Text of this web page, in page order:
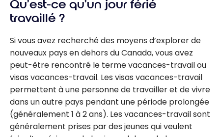
Qu’est-ce qu’un jour férié
travaillé ?
Si vous avez recherché des moyens d’explorer de
nouveaux pays en dehors du Canada, vous avez
peut-être rencontré le terme vacances-travail ou
visas vacances-travail. Les visas vacances-travail
permettent à une personne de travailler et de vivre
dans un autre pays pendant une période prolongée
(généralement 1 à 2 ans). Les vacances-travail sont
généralement prises par des jeunes qui veulent